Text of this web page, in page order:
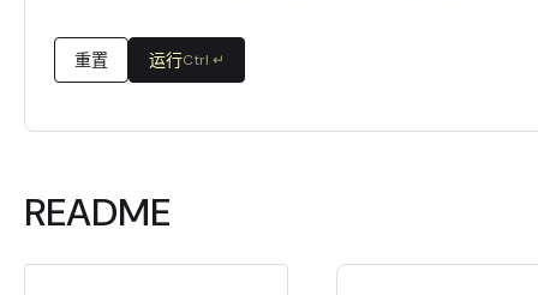
重置 运行Ctrl ↵
README